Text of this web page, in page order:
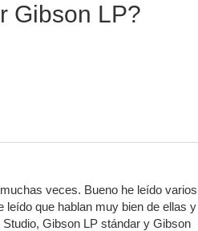
Gibson LP?
veces. Bueno he leído varios
leído que hablan muy bien de ellas y
Gibson LP stándar y Gibson